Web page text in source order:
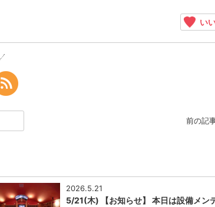
い
前の記
2026.5.21
5/21(木) 【お知らせ】 本日は設備メン